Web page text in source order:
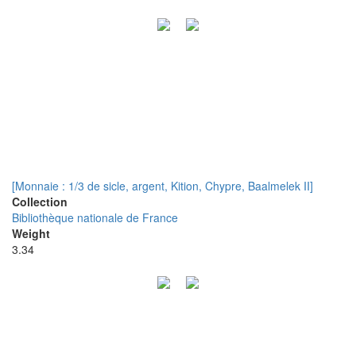
[Monnaie : 1/3 de sicle, argent, Kition, Chypre, Baalmelek II]
Collection
Bibliothèque nationale de France
Weight
3.34